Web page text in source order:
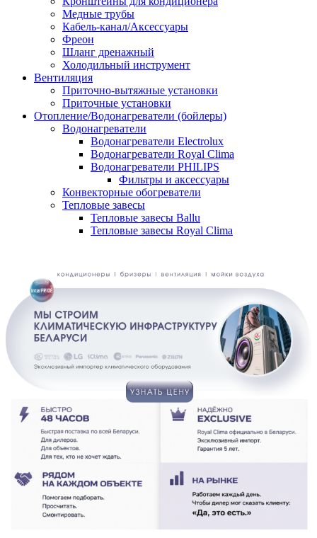
Медные трубы
Кабель-канал/Аксессуары
Фреон
Шланг дренажный
Холодильный инструмент
Вентиляция
Приточно-вытяжные установки
Приточные установки
Отопление/Водонагреватели (бойлеры)
Водонагреватели
Водонагреватели Electrolux
Водонагреватели Royal Clima
Водонагреватели PHILIPS
Фильтры и аксессуары
Конвекторные обогреватели
Тепловые завесы
Тепловые завесы Ballu
Тепловые завесы Royal Clima